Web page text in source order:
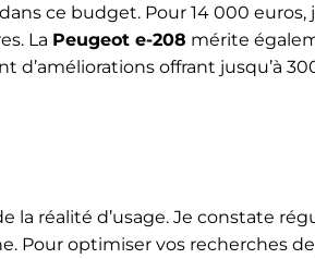
ce budget. Pour 14 000
La Peugeot e-208 mérite
d’améliorations offrant jusqu’à
la réalité d’usage. Je constate
Pour optimiser vos recherches